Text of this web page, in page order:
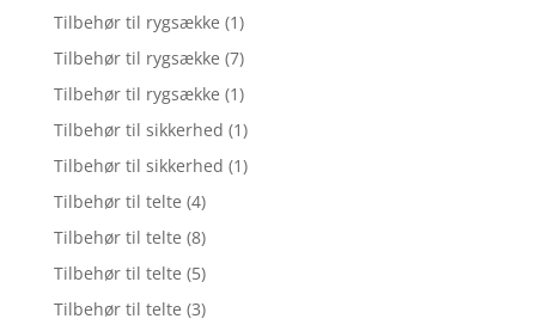
Tilbehør til rygsække (1)
Tilbehør til rygsække (7)
Tilbehør til rygsække (1)
Tilbehør til sikkerhed (1)
Tilbehør til sikkerhed (1)
Tilbehør til telte (4)
Tilbehør til telte (8)
Tilbehør til telte (5)
Tilbehør til telte (3)